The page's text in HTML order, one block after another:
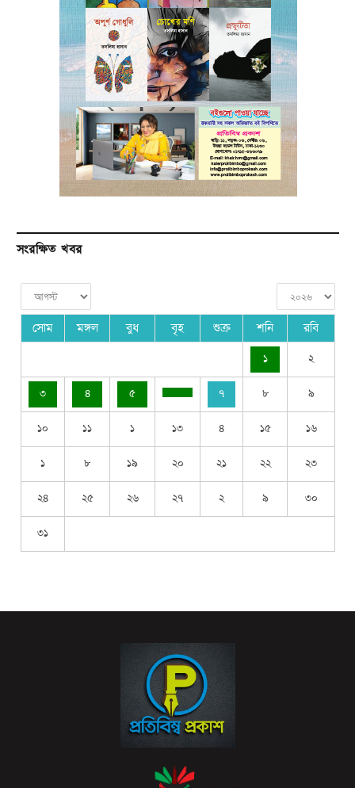
সংরক্ষিত খবর
সোম মঙ্গল বুধ বৃহ শুক্র শনি রবি
১ ২
৩ ৪ ৫ ৭ ৮ ৯
১০ ১১ ১ ১৩ ৪ ১৫ ১৬
১ ৮ ১৯ ২০ ২১ ২২ ২৩
২৪ ২৫ ২৬ ২৭ ২ ৯ ৩০
৩১